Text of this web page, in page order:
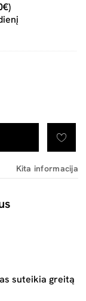
Kita informacija
suteikia greitą